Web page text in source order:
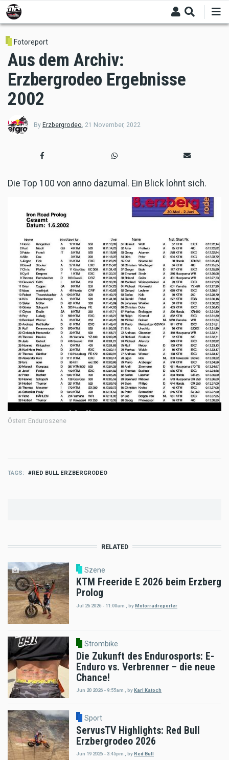
Skip
to
main
content
Fotoreport
Aus dem Archiv:
Erzbergrodeo Ergebnisse
2002
By Erzbergrodeo 21 November, 2022
Die Top 100 von anno dazumal. Ein Blick lohnt sich.
Österr. Enduroszene
TAGS RED BULL ERZBERGRODEO
RELATED
Szene
KTM Freeride E 2026 beim Erzberg
Prolog
Jul 26 2026 - 11:00am byMotorradreporter
Strombike
Die Zukunft des Endurosports: E-
Enduro vs. Verbrenner – die neue
Chance!
Jun 20 2026 - 9:55am , by Karl Katoch
Sport
ServusTV Highlights: Red Bull
Erzbergrodeo 2026
Jun 19 2026 - 3:45pm byRed Bull